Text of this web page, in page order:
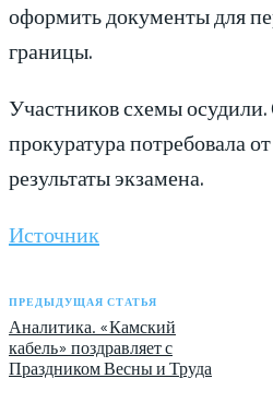
оформить документы для
границы.
Участников схемы осудили.
прокуратура потребовала
результаты экзамена.
Источник
ПРЕДЫДУЩАЯ СТАТЬЯ
Аналитика. «Камский
кабель» поздравляет с
Праздником Весны и Труда